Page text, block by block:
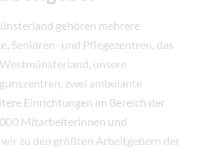
gehören mehrere
Senioren- und Pflegezentren, das
unsere
zwei ambulante
Einrichtungen im Bereich der
Mitarbeiterinnen und
zu den größten Arbeitgebern der